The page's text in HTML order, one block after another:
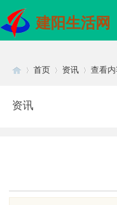
建阳生活网
首页 资讯 查看内
资讯